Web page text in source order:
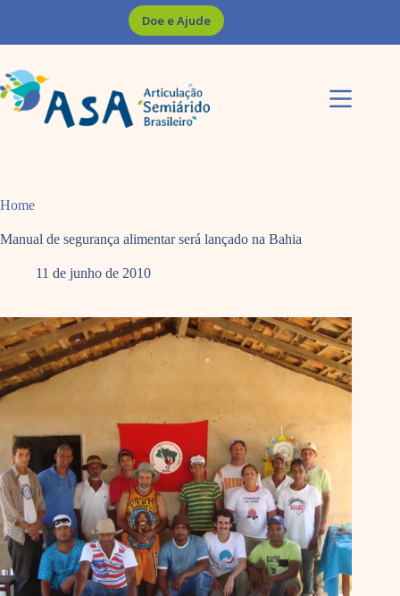
Doe e Ajude
Home
Manual de segurança alimentar será lançado na Bahia
11 de junho de 2010